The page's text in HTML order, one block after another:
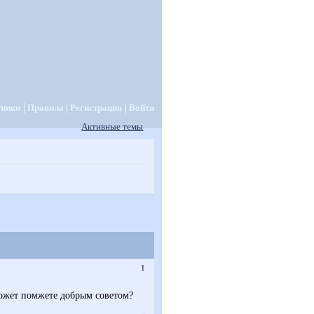
Правила Регистрация
Войти
Активные темы
1
помжете добрым советом?